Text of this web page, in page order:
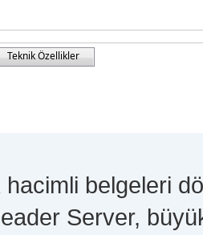
Teknik Özellikler
hacimli belgeleri
Server,